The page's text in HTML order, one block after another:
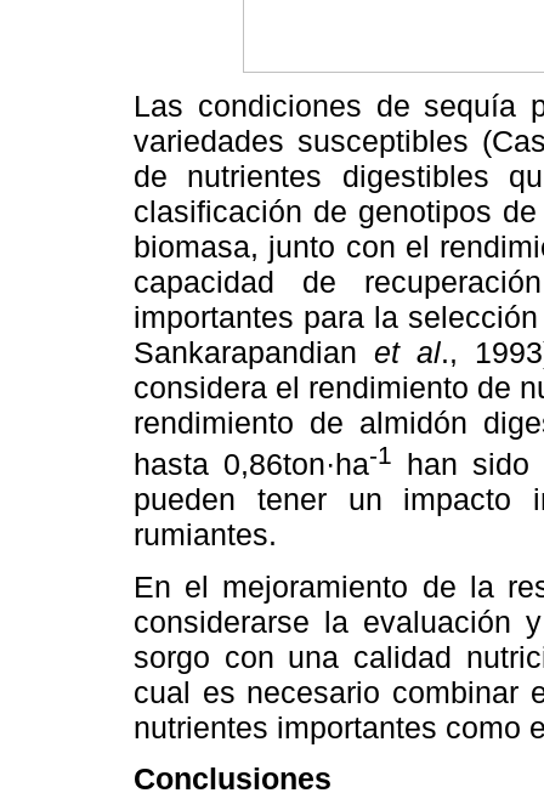
Las condiciones de sequía
variedades susceptibles
de nutrientes digestibles
clasificación de genotipos
biomasa, junto con el
capacidad de
importantes para la
Sankarapandian et al.,
considera el rendimiento de
rendimiento de almidón
hasta 0,86ton·ha-1
han sido
pueden tener un impacto
rumiantes.
En el mejoramiento de la
considerarse la evaluación
sorgo con una calidad
cual es necesario combinar
nutrientes importantes como
Conclusiones